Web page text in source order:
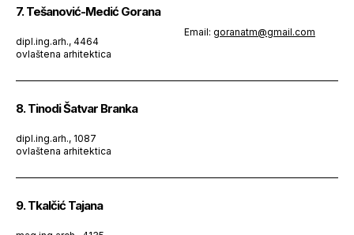
7. Tešanović-Medić Gorana
dipl.ing.arh., 4464
ovlaštena arhitektica
Email: goranatm@gmail.com
8. Tinodi Šatvar Branka
dipl.ing.arh., 1087
ovlaštena arhitektica
9. Tkalčić Tajana